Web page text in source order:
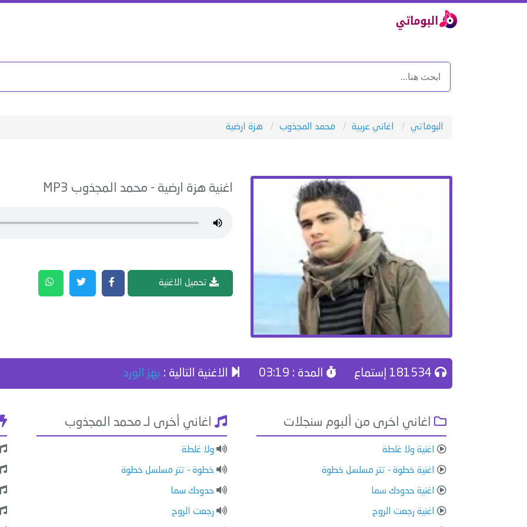
البوماتي اغاني عربية محمد المجذوب هزة ارضية
اغنية هزة ارضية - محمد المجذوب
تحميل الاغنية
المدة : 03:19 الاغنية التالية : بهز الورد
اغاني اخرى من ألبوم سنجلات
اغنية ولا غلطة
اغنية خطوة - تتر مسلسل خطوة
اغنية حدودك سما
اغنية رجعت الروح
اغاني أخرى لـ محمد المجذوب
ولا غلطة
خطوة - تتر مسلسل خطوة
حدودك سما
رجعت الروح